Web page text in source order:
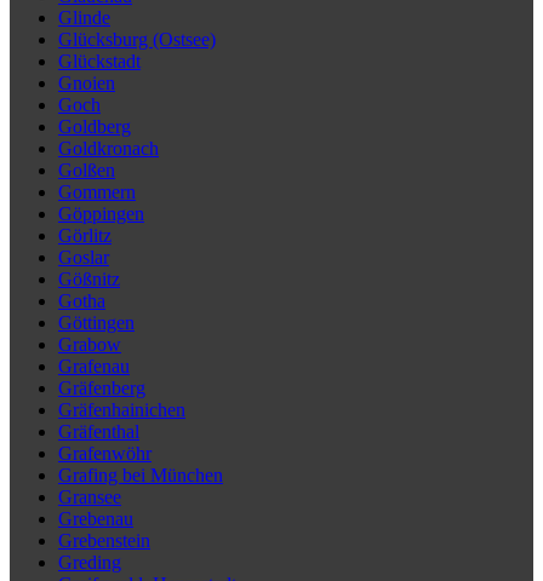
Glinde
Glücksburg (Ostsee)
Glückstadt
Gnoien
Goch
Goldberg
Goldkronach
Golßen
Gommern
Göppingen
Görlitz
Goslar
Gößnitz
Gotha
Göttingen
Grabow
Grafenau
Gräfenberg
Gräfenhainichen
Gräfenthal
Grafenwöhr
Grafing bei München
Gransee
Grebenau
Grebenstein
Greding